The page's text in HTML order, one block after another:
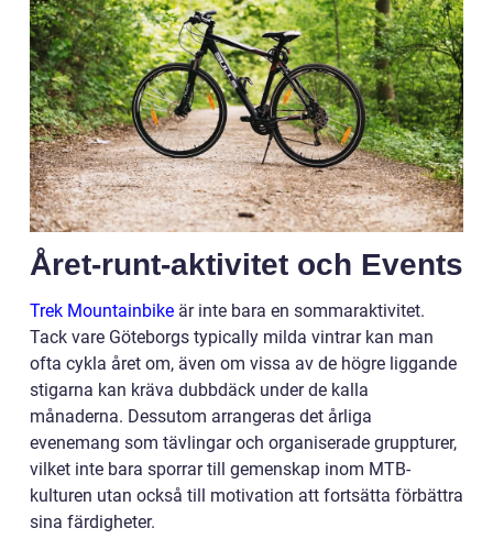
Året-runt-aktivitet och Events
Trek Mountainbike är inte bara en sommaraktivitet.
Tack vare Göteborgs typically milda vintrar kan man
ofta cykla året om, även om vissa av de högre liggande
stigarna kan kräva dubbdäck under de kalla
månaderna. Dessutom arrangeras det årliga
evenemang som tävlingar och organiserade gruppturer,
vilket inte bara sporrar till gemenskap inom MTB-
kulturen utan också till motivation att fortsätta förbättra
sina färdigheter.